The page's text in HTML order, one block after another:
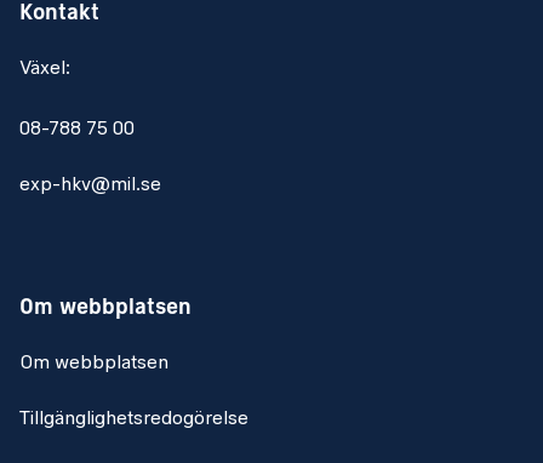
Kontakt
Växel:
08-788 75 00
exp-hkv@mil.se
Om webbplatsen
Om webbplatsen
Tillgänglighetsredogörelse